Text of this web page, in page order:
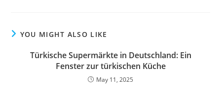
YOU MIGHT ALSO LIKE
Türkische Supermärkte in Deutschland: Ein
Fenster zur türkischen Küche
May 11, 2025